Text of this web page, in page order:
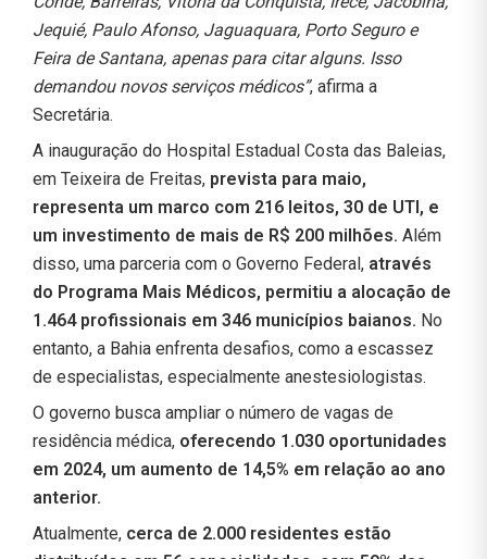
Jequié, Paulo Afonso, Jaguaquara, Porto Seguro e
Feira de Santana, apenas para citar alguns. Isso
demandou novos serviços médicos”, afirma a
Secretária.
A inauguração do Hospital Estadual Costa das Baleias,
em Teixeira de Freitas, prevista para maio,
representa um marco com 216 leitos, 30 de UTI, e
um investimento de mais de R$ 200 milhões. Além
disso, uma parceria com o Governo Federal, através
do Programa Mais Médicos, permitiu a alocação de
1.464 profissionais em 346 municípios baianos. No
entanto, a Bahia enfrenta desafios, como a escassez
de especialistas, especialmente anestesiologistas.
O governo busca ampliar o número de vagas de
residência médica, oferecendo 1.030 oportunidades
em 2024, um aumento de 14,5% em relação ao ano
anterior.
Atualmente, cerca de 2.000 residentes estão